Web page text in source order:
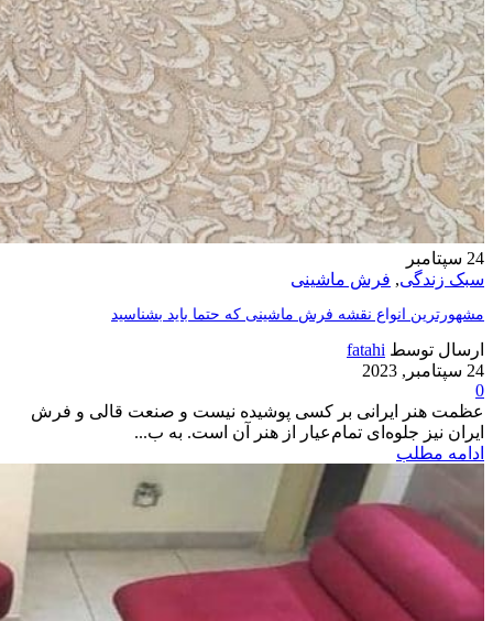
24 سپتامبر
سبک زندگی, فرش ماشینی
مشهورترین انواع نقشه فرش ماشینی که حتما باید بشناسید
ارسال توسط fatahi
24 سپتامبر, 2023
0
عظمت هنر ایرانی بر کسی پوشیده نیست و صنعت قالی و فرش
ایران نیز جلوه‌ای تمام‌عیار از هنر آن است. به ب...
ادامه مطلب